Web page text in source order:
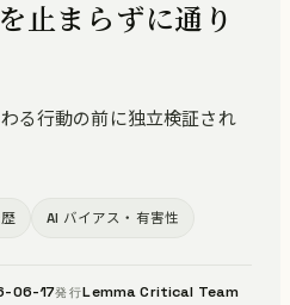
止まらずに通り
る行動の前に独立検証され
AI バイアス・有害性
06-17発行Lemma Critical Team